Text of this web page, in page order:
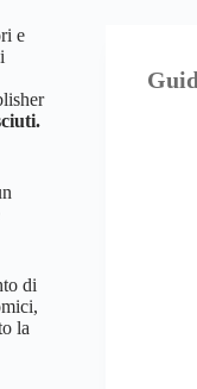
e
di
la